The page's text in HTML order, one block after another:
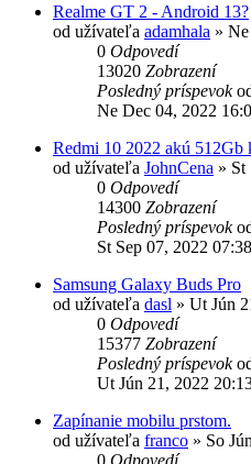
Realme GT 2 - Android 13?
od užívateľa adamhala »
0 Odpovedí
13020 Zobrazení
Posledný príspevok
Ne Dec 04, 2022
Redmi 10 2022 akú 512Gb
od užívateľa JohnCena » St
0 Odpovedí
14300 Zobrazení
Posledný príspevok
St Sep 07, 2022 07:38
Samsung Galaxy Buds Pro
od užívateľa dasl » Ut Jún
0 Odpovedí
15377 Zobrazení
Posledný príspevok
Ut Jún 21, 2022
Zapínanie mobilu prstom.
od užívateľa franco » So
0 Odpovedí